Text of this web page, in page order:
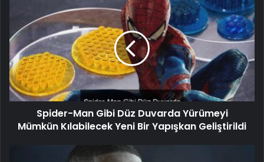
Spider-Man Gibi Düz Duvarda Yürümeyi
Mümkün Kılabilecek Yeni Bir Yapışkan Geliştirildi